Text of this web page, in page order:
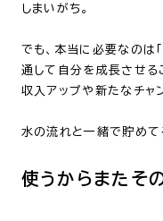
しまいがち。
でも、本当に必要なのは
通して自分を成長させる
収入アップや新たなチャ
水の流れと一緒で貯めて
使うからまたそ